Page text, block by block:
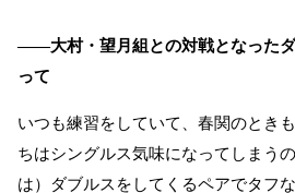
――大村・望月組との対戦となった
って
いつも練習をしていて、春関のとき
ちはシングルス気味になってしまう
は）ダブルスをしてくるペアでタフ